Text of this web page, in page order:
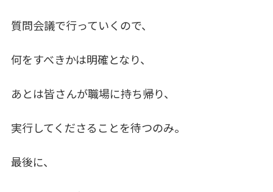
質問会議で行っていくので、
何をすべきかは明確となり、
あとは皆さんが職場に持ち帰り、
実行してくださることを待つのみ。
最後に、